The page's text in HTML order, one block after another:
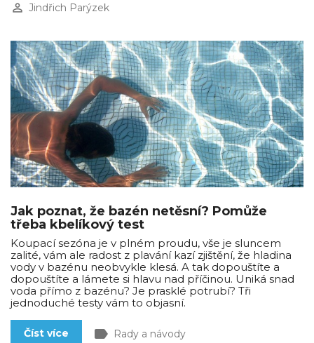
perm_identity Jindřich Parýzek
Jak poznat, že bazén netěsní? Pomůže
třeba kbelíkový test
Koupací sezóna je v plném proudu, vše je sluncem
zalité, vám ale radost z plavání kazí zjištění, že hladina
vody v bazénu neobvykle klesá. A tak dopouštíte a
dopouštíte a lámete si hlavu nad příčinou. Uniká snad
voda přímo z bazénu? Je prasklé potrubí? Tři
jednoduché testy vám to objasní.
Číst více label Rady a návody